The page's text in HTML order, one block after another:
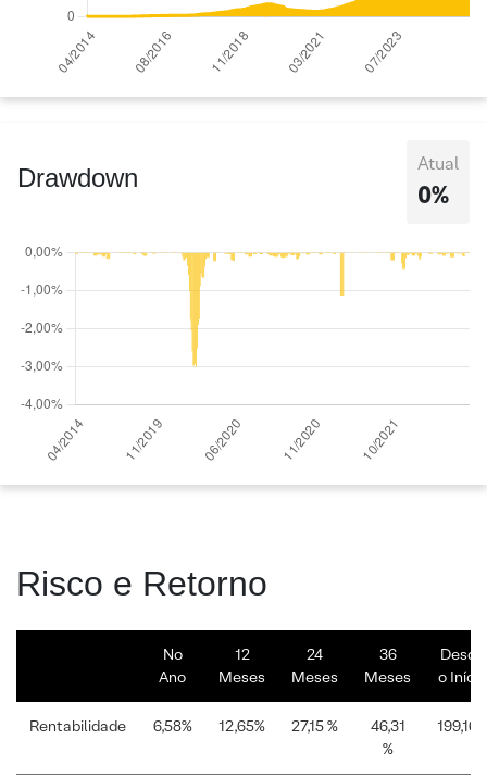
Drawdown Atual
0%
Risco e Retorno
No
Ano
12
Meses
24
Meses
36
Meses
Desde
o Início
Rentabilidade 6,58% 12,65% 27,15 %
46,31
%
199,16%